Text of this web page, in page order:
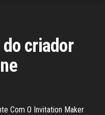
criador
Com O Invitation Maker